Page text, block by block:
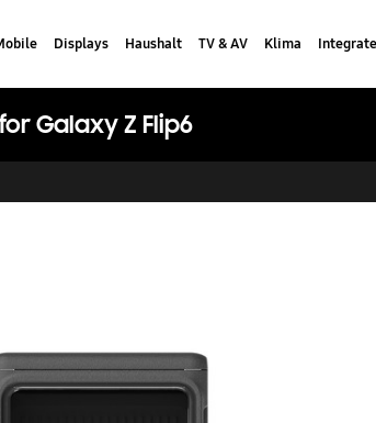
Displays Haushalt TV & AV Klima
Galaxy Z Flip6